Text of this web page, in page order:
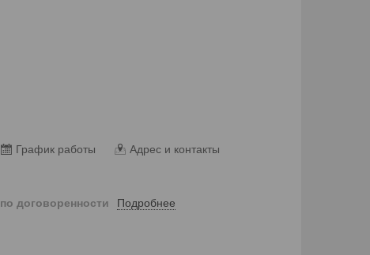
График работы Адрес и контакты
по договоренности Подробнее